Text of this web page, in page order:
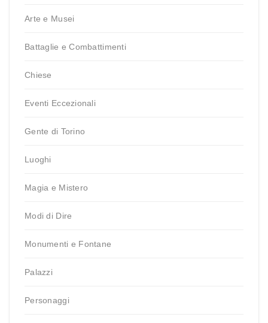
Arte e Musei
Battaglie e Combattimenti
Chiese
Eventi Eccezionali
Gente di Torino
Luoghi
Magia e Mistero
Modi di Dire
Monumenti e Fontane
Palazzi
Personaggi